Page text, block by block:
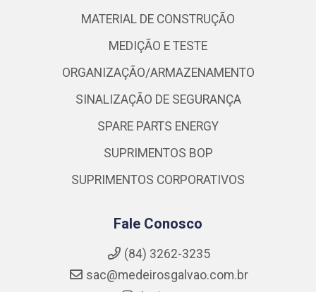
MATERIAL DE CONSTRUÇÃO
MEDIÇÃO E TESTE
ORGANIZAÇÃO/ARMAZENAMENTO
SINALIZAÇÃO DE SEGURANÇA
SPARE PARTS ENERGY
SUPRIMENTOS BOP
SUPRIMENTOS CORPORATIVOS
Fale Conosco
(84) 3262-3235
sac@medeirosgalvao.com.br